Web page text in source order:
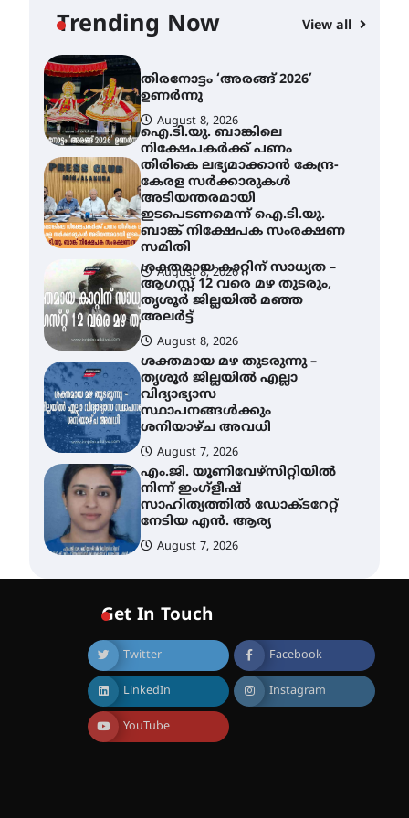
Trending Now View all
August 9, 2026
തിരനോട്ടം ‘അരങ്ങ് 2026’
ഉണർന്നു
August 8, 2026
ഐ.ടി.യു. ബാങ്കിലെ
നിക്ഷേപകർക്ക് പണം
തിരികെ ലഭ്യമാക്കാൻ കേന്ദ്ര-
കേരള സർക്കാരുകൾ
അടിയന്തരമായി
ഇടപെടണമെന്ന് ഐ.ടി.യു.
ബാങ്ക് നിക്ഷേപക സംരക്ഷണ
സമിതി
August 8, 2026
ശക്തമായ കാറ്റിന് സാധ്യത –
ആഗസ്റ്റ് 12 വരെ മഴ തുടരും,
തൃശൂർ ജില്ലയിൽ മഞ്ഞ
അലർട്ട്
August 8, 2026
ശക്തമായ മഴ തുടരുന്നു –
തൃശൂർ ജില്ലയിൽ എല്ലാ
വിദ്യാഭ്യാസ
സ്ഥാപനങ്ങൾക്കും
ശനിയാഴ്ച അവധി
August 7, 2026
എം.ജി. യൂണിവേഴ്‌സിറ്റിയിൽ
നിന്ന് ഇംഗ്ളീഷ്
സാഹിത്യത്തിൽ ഡോക്ടറേറ്റ്
നേടിയ എൻ. ആര്യ
August 7, 2026
ഇരിങ്ങാലക്കുട – ഗുരുവായൂർ
യാഥാർത്ഥ്യമാകുന്നു
August 9, 2026
തിരനോട്ടം ‘അരങ്ങ് 2026’
ഉണർന്നു
August 8, 2026
ഐ.ടി.യു. ബാങ്കിലെ
Get In Touch
Twitter Facebook
LinkedIn Instagram
YouTube